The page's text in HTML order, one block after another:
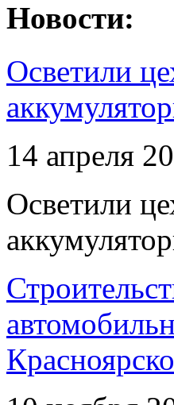
Новости:
Осветили
14 апреля
Осветили